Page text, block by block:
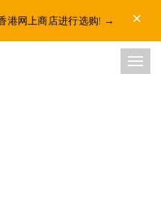
港网上商店进行选购! →